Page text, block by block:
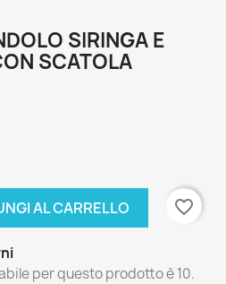
SIRINGA E
SCATOLA
AL CARRELLO favorite_border
per questo prodotto è 10.